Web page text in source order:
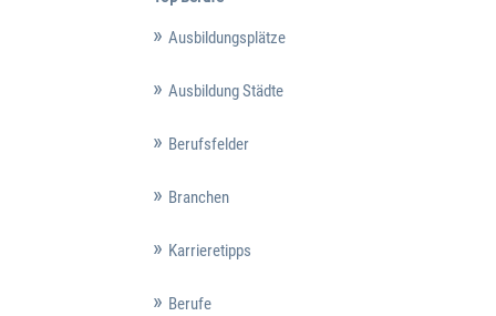
Ausbildungsplätze
Ausbildung Städte
Berufsfelder
Branchen
Karrieretipps
Berufe